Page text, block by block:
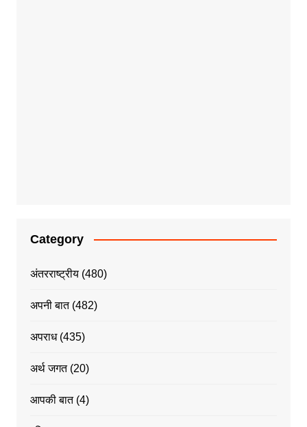
Category
अंतरराष्ट्रीय(480)
अपनी बात(482)
अपराध(435)
अर्थ जगत(20)
आपकी बात(4)